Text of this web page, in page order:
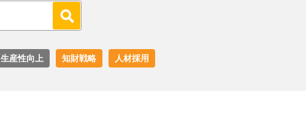
生産性向上 知財戦略 人材採用